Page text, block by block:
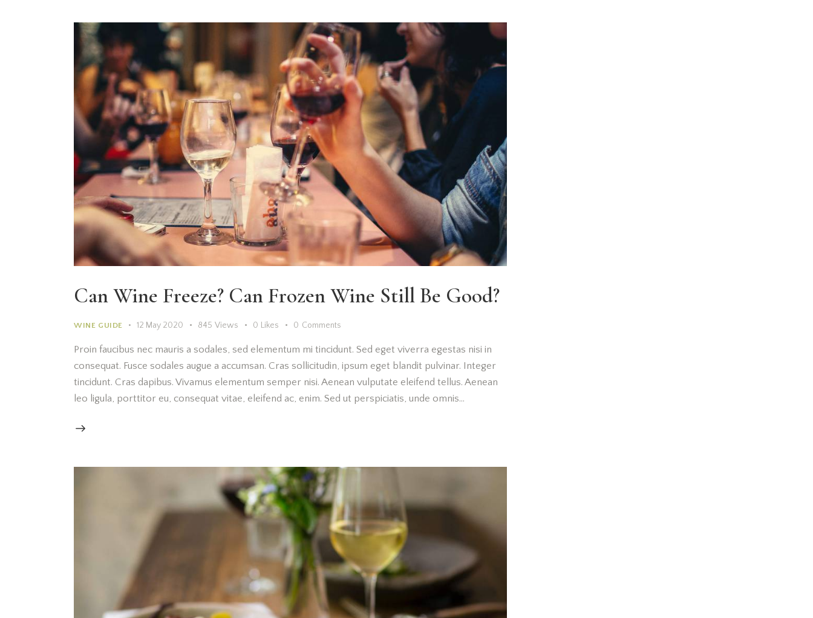
Can Wine Freeze? Can Frozen Wine Still Be Good?
WINE GUIDE 12 May 2020 845 Views 0 Likes 0 Comments
Proin faucibus nec mauris a sodales, sed elementum mi tincidunt. Sed eget viverra egestas nisi in
consequat. Fusce sodales augue a accumsan. Cras sollicitudin, ipsum eget blandit pulvinar. Integer
tincidunt. Cras dapibus. Vivamus elementum semper nisi. Aenean vulputate eleifend tellus. Aenean
leo ligula, porttitor eu, consequat vitae, eleifend ac, enim. Sed ut perspiciatis, unde omnis…